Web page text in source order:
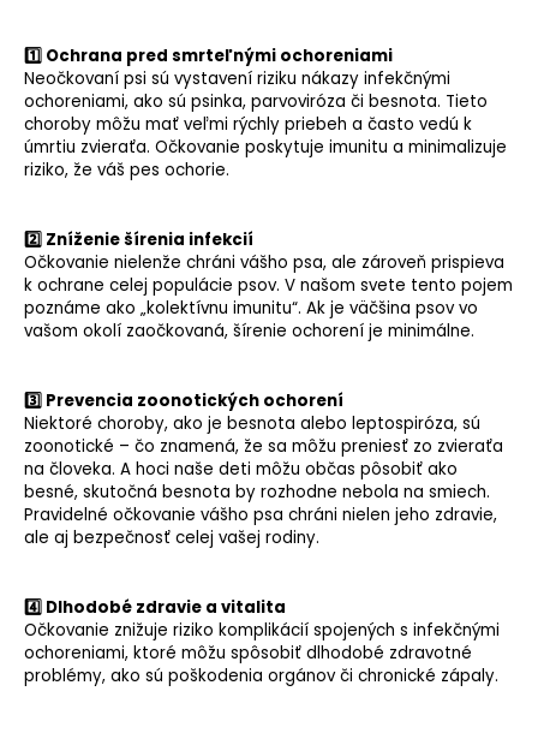
1️⃣ Ochrana pred smrteľnými ochoreniami
Neočkovaní psi sú vystavení riziku nákazy infekčnými
ochoreniami, ako sú psinka, parvoviróza či besnota. Tieto
choroby môžu mať veľmi rýchly priebeh a často vedú k
úmrtiu zvieraťa. Očkovanie poskytuje imunitu a minimalizuje
riziko, že váš pes ochorie.
2️⃣ Zníženie šírenia infekcií
Očkovanie nielenže chráni vášho psa, ale zároveň prispieva
k ochrane celej populácie psov. V našom svete tento pojem
poznáme ako „kolektívnu imunitu“. Ak je väčšina psov vo
vašom okolí zaočkovaná, šírenie ochorení je minimálne.
3️⃣ Prevencia zoonotických ochorení
Niektoré choroby, ako je besnota alebo leptospiróza, sú
zoonotické – čo znamená, že sa môžu preniesť zo zvieraťa
na človeka. A hoci naše deti môžu občas pôsobiť ako
besné, skutočná besnota by rozhodne nebola na smiech.
Pravidelné očkovanie vášho psa chráni nielen jeho zdravie,
ale aj bezpečnosť celej vašej rodiny.
4️⃣ Dlhodobé zdravie a vitalita
Očkovanie znižuje riziko komplikácií spojených s infekčnými
ochoreniami, ktoré môžu spôsobiť dlhodobé zdravotné
problémy, ako sú poškodenia orgánov či chronické zápaly.